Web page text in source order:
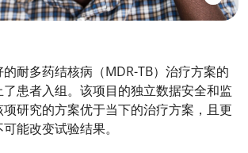
耐多药结核病（MDR-TB）治疗方案的
患者入组。该项目的独立数据安全和监
研究的方案优于当下的治疗方案，且更
能改变试验结果。